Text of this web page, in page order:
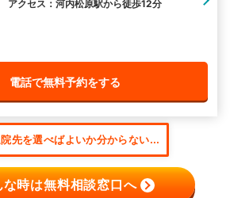
アクセス：河内松原駅から徒歩12分
電話で無料予約をする
先を選べばよいか分からない...
な時は無料相談窓口へ